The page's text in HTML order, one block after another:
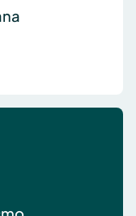
a distancia de Rana